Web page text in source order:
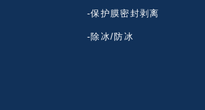
-保护膜密封剥离
-除冰/防冰